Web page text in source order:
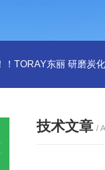
！TORAY东丽 研磨炭
技术文章 /